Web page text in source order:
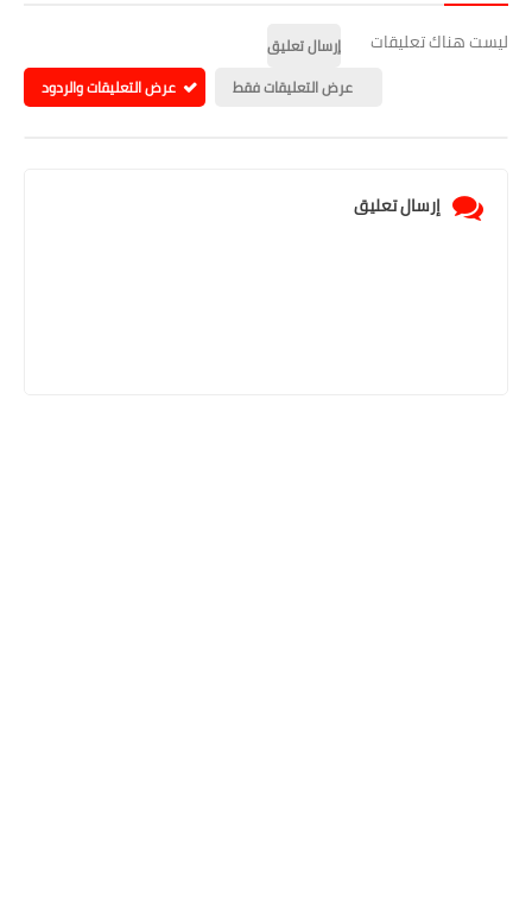
ليست هناك تعليقات
إرسال تعليق
عرض التعليقات فقط
عرض التعليقات والردود
إرسال تعليق